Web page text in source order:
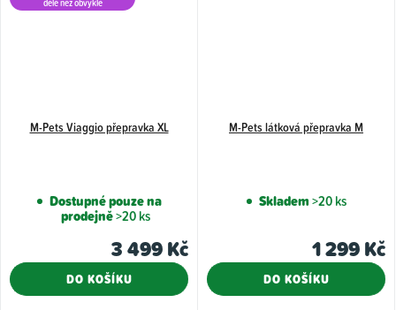
M-Pets Viaggio přepravka XL
Dostupné pouze na
prodejně>20 ks
3 499 Kč
DO KOŠÍKU
M-Pets látková přepravka M
Skladem>20 ks
1 299 Kč
DO KOŠÍKU